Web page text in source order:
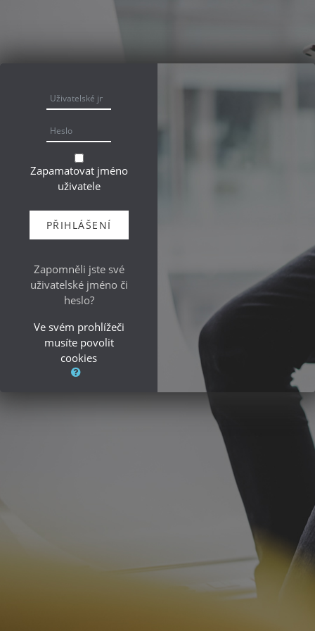
Uživatelské jméno
Zapamatovat jméno
uživatele
PŘIHLÁŠENÍ
Zapomněli jste své
uživatelské jméno či
heslo?
Ve svém prohlížeči
musíte povolit
cookies